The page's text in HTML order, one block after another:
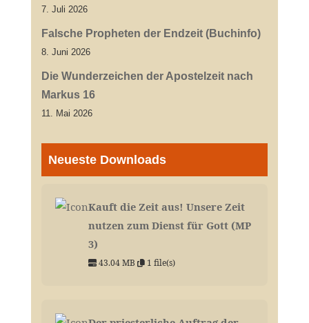
7. Juli 2026
Falsche Propheten der Endzeit (Buchinfo)
8. Juni 2026
Die Wunderzeichen der Apostelzeit nach
Markus 16
11. Mai 2026
Neueste Downloads
Kauft die Zeit aus! Unsere Zeit
nutzen zum Dienst für Gott (MP
3)
43.04 MB 1 file(s)